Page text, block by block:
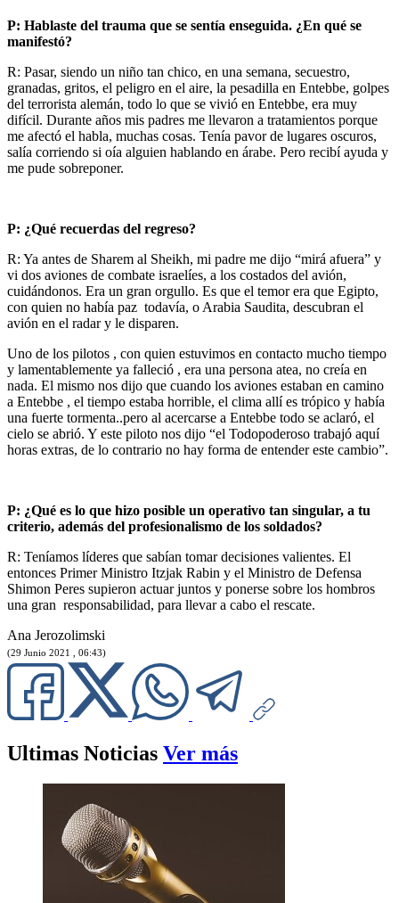
P: Hablaste del trauma que se sentía enseguida. ¿En qué se
manifestó?
R: Pasar, siendo un niño tan chico, en una semana, secuestro,
granadas, gritos, el peligro en el aire, la pesadilla en Entebbe, golpes
del terrorista alemán, todo lo que se vivió en Entebbe, era muy
difícil. Durante años mis padres me llevaron a tratamientos porque
me afectó el habla, muchas cosas. Tenía pavor de lugares oscuros,
salía corriendo si oía alguien hablando en árabe. Pero recibí ayuda y
me pude sobreponer.
P: ¿Qué recuerdas del regreso?
R: Ya antes de Sharem al Sheikh, mi padre me dijo “mirá afuera” y
vi dos aviones de combate israelíes, a los costados del avión,
cuidándonos. Era un gran orgullo. Es que el temor era que Egipto,
con quien no había paz todavía, o Arabia Saudita, descubran el
avión en el radar y le disparen.
Uno de los pilotos , con quien estuvimos en contacto mucho tiempo
y lamentablemente ya falleció , era una persona atea, no creía en
nada. El mismo nos dijo que cuando los aviones estaban en camino
a Entebbe , el tiempo estaba horrible, el clima allí es trópico y había
una fuerte tormenta..pero al acercarse a Entebbe todo se aclaró, el
cielo se abrió. Y este piloto nos dijo “el Todopoderoso trabajó aquí
horas extras, de lo contrario no hay forma de entender este cambio”.
P: ¿Qué es lo que hizo posible un operativo tan singular, a tu
criterio, además del profesionalismo de los soldados?
R: Teníamos líderes que sabían tomar decisiones valientes. El
entonces Primer Ministro Itzjak Rabin y el Ministro de Defensa
Shimon Peres supieron actuar juntos y ponerse sobre los hombros
una gran responsabilidad, para llevar a cabo el rescate.
Ana Jerozolimski
(29 Junio 2021 , 06:43)
Ultimas Noticias Ver más